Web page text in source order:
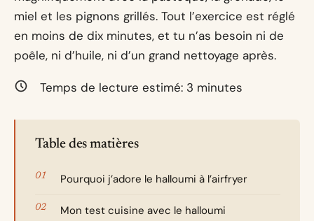
miel et les pignons grillés. Tout l’exercice est réglé
en moins de dix minutes, et tu n’as besoin ni de
poêle, ni d’huile, ni d’un grand nettoyage après.
Temps de lecture estimé: 3 minutes
Table des matières
Pourquoi j’adore le halloumi à l’airfryer
Mon test cuisine avec le halloumi